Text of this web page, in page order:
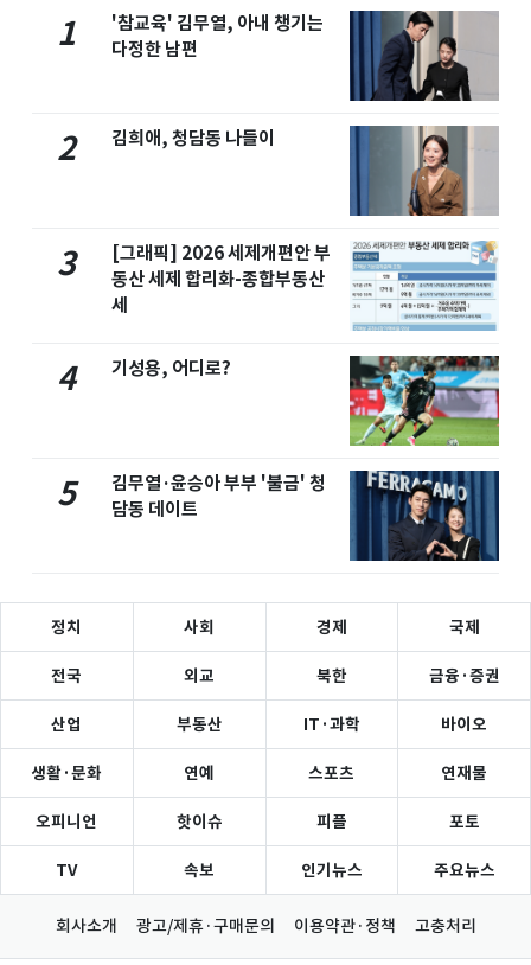
1
'참교육' 김무열, 아내 챙기는
다정한 남편
2 김희애, 청담동 나들이
3
[그래픽] 2026 세제개편안 부
동산 세제 합리화-종합부동산
세
4 기성용, 어디로?
5
김무열·윤승아 부부 '불금' 청
담동 데이트
정치 사회 경제 국제
전국 외교 북한 금융·증권
산업 부동산 IT·과학 바이오
생활·문화 연예 스포츠 연재물
오피니언 핫이슈 피플 포토
TV 속보 인기뉴스 주요뉴스
회사소개 광고/제휴·구매문의 이용약관·정책 고충처리